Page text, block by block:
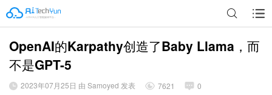
OpenAI的Karpathy创造了Baby Llama，而
不是GPT-5
2023年07月25日 由 Samoyed 发表 7621 0